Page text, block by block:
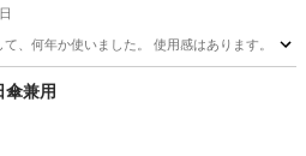
、何年か使いました。 使用感はあります。
その他
傘兼用